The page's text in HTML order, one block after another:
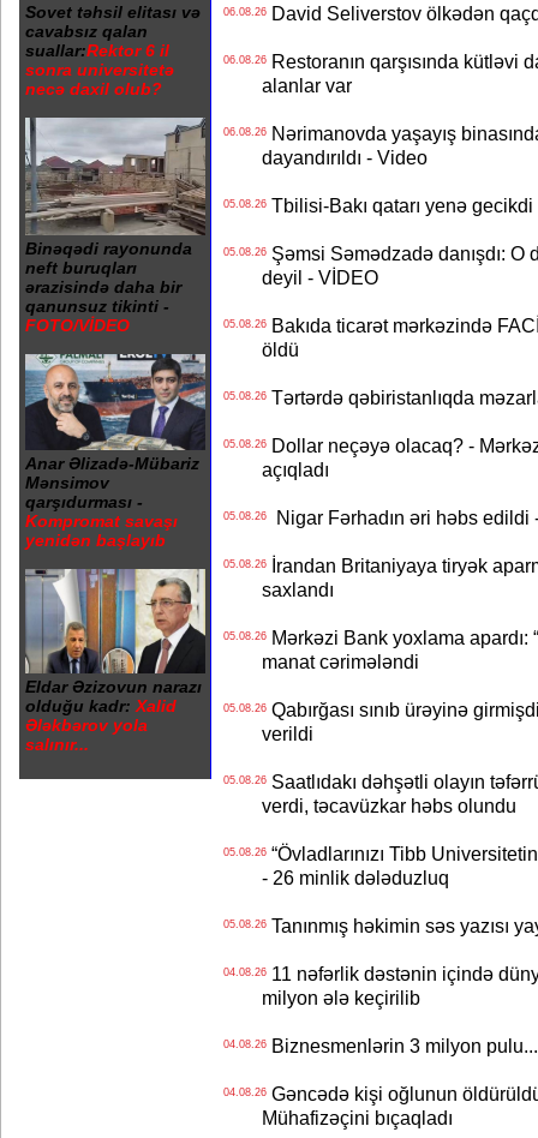
Sovet təhsil elitası və
cavabsız qalan
suallar:Rektor 6 il
sonra universitetə
necə daxil olub?
Binəqədi rayonunda
neft buruqları
ərazisində daha bir
qanunsuz tikinti -
FOTO/VİDEO
Anar Əlizadə-Mübariz
Mənsimov
qarşıdurması -
Kompromat savaşı
yenidən başlayıb
Eldar Əzizovun narazı
olduğu kadr: Xalid
Ələkbərov yola
salınır...
06.08.26David Seliverstov ölkədən
06.08.26Restoranın qarşısında kütləvi
alanlar var
06.08.26Nərimanovda yaşayış
dayandırıldı - Video
05.08.26Tbilisi-Bakı qatarı yenə gecikdi
05.08.26Şəmsi Səmədzadə danışdı: O
deyil - VİDEO
05.08.26Bakıda ticarət mərkəzində
öldü
05.08.26Tərtərdə qəbiristanlıqda
05.08.26Dollar neçəyə olacaq? -
açıqladı
05.08.26Nigar Fərhadın əri həbs edildi
05.08.26İrandan Britaniyaya tiryək
saxlandı
05.08.26Mərkəzi Bank yoxlama apardı:
manat cərimələndi
05.08.26Qabırğası sınıb ürəyinə
verildi
05.08.26Saatlıdakı dəhşətli olayın
verdi, təcavüzkar həbs olundu
05.08.26“Övladlarınızı Tibb
- 26 minlik dələduzluq
05.08.26Tanınmış həkimin səs yazısı
04.08.2611 nəfərlik dəstənin içində
milyon ələ keçirilib
04.08.26Biznesmenlərin 3 milyon
04.08.26Gəncədə kişi oğlunun
Mühafizəçini bıçaqladı